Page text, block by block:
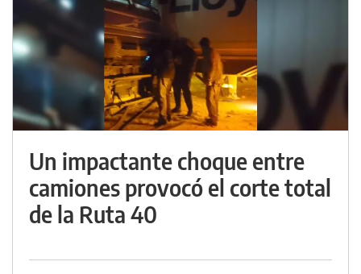
Un impactante choque entre
camiones provocó el corte total
de la Ruta 40